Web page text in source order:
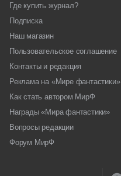
Где купить журнал?
Подписка
Наш магазин
Пользовательское соглашение
Контакты и редакция
Реклама на «Мире фантастики»
Как стать автором МирФ
Награды «Мира фантастики»
Вопросы редакции
Форум МирФ